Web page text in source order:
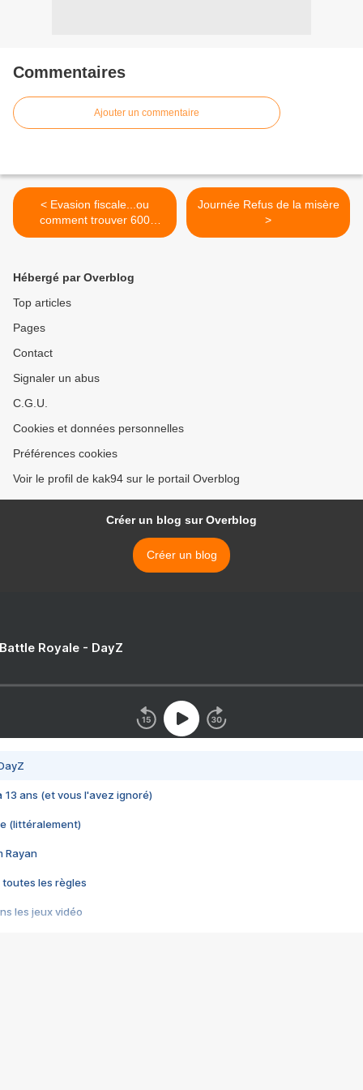
Commentaires
Ajouter un commentaire
< Evasion fiscale...ou
comment trouver 600
milliards avec un peu de
Journée Refus de la misère
>
Hébergé par Overblog
Top articles
Pages
Contact
Signaler un abus
C.G.U.
Cookies et données personnelles
Préférences cookies
Voir le profil de kak94 sur le portail Overblog
Créer un blog sur Overblog
Créer un blog
Royale - DayZ
13 ans (et vous l'avez ignoré)
(littéralement)
Rayan
toutes les règles
les jeux vidéo